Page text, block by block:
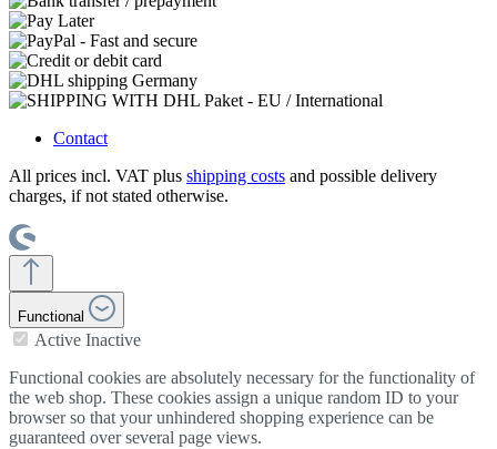
Contact
All prices incl. VAT plus shipping costs and possible delivery
charges, if not stated otherwise.
Functional
Active Inactive
Functional cookies are absolutely necessary for the functionality of
the web shop. These cookies assign a unique random ID to your
browser so that your unhindered shopping experience can be
guaranteed over several page views.